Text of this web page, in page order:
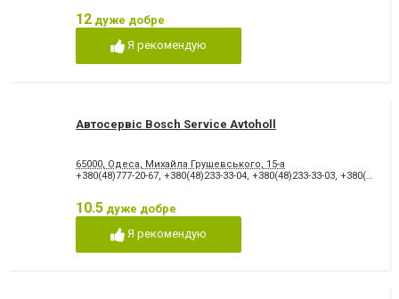
12 дуже добре
Я рекомендую
Автосервіс Bosch Service Avtoholl
65000, Одеса, Михайла Грушевського, 15-а
+380(48)777-20-67, +380(48)233-33-04, +380(48)233-33-03, +380(63)735-52-97
10.5 дуже добре
Я рекомендую